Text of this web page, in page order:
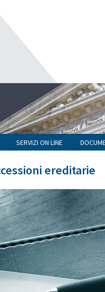
SERVIZI ON LINE
ereditarie